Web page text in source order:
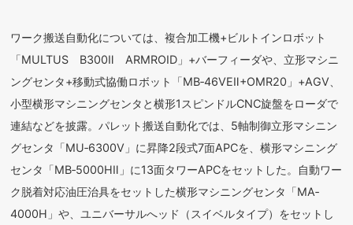
ワーク搬送自動化については、複合加工機+ビルトインロボット
「MULTUS B300Ⅱ ARMROID」+バーフィーダや、立形マシニ
ングセンタ+移動式協働ロボット「MB‐46VEⅡ+OMR20」+AGV、
小型横形マシニングセンタと横形1スピンドルCNC旋盤をローダで
連結などを披露。パレット搬送自動化では、5軸制御立形マシニン
グセンタ「MU‐6300V」に昇降2段式7面APCを、横形マシニング
センタ「MB‐5000HⅡ」に13面タワーAPCをセットした。自動ワー
ク脱着対応油圧治具をセットした横形マシニングセンタ「MA‐
4000H」や、ユニバーサルへッド（スイベルタイプ）をセットし